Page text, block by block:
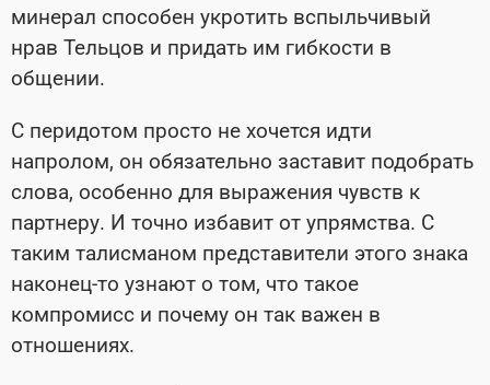
минерал способен укротить вспыльчивый
нрав Тельцов и придать им гибкости в
общении.
С перидотом просто не хочется идти
напролом, он обязательно заставит подобрать
слова, особенно для выражения чувств к
партнеру. И точно избавит от упрямства. С
таким талисманом представители этого знака
наконец-то узнают о том, что такое
компромисс и почему он так важен в
отношениях.